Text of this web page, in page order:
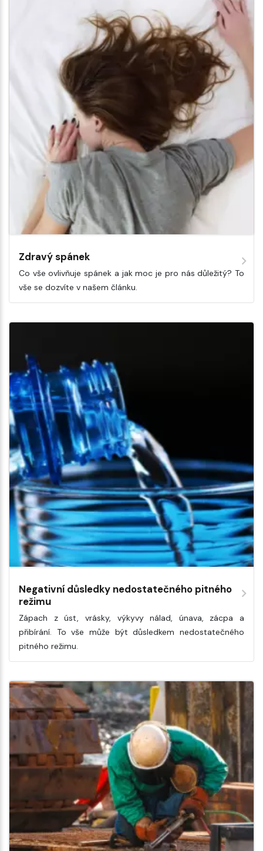
Zdravý spánek
Co vše ovlivňuje spánek a jak moc je pro nás důležitý? To
vše se dozvíte v našem článku.
Negativní důsledky nedostatečného pitného
režimu
Zápach z úst, vrásky, výkyvy nálad, únava, zácpa a
přibírání. To vše může být důsledkem nedostatečného
pitného režimu.